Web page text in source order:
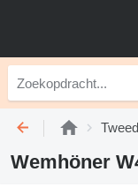
Wemhöner